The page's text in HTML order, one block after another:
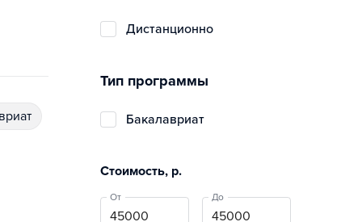
дистанционно
Тип программы
бакалавриат
Стоимость, р.
От До